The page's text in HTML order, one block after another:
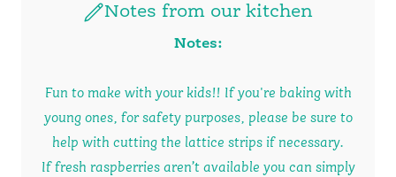
Notes from our kitchen
Notes:
Fun to make with your kids!! If you're baking with
young ones, for safety purposes, please be sure to
help with cutting the lattice strips if necessary.
If fresh raspberries aren’t available you can simply